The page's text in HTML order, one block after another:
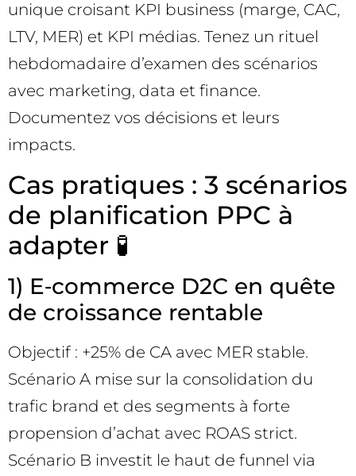
unique croisant KPI business (marge, CAC,
LTV, MER) et KPI médias. Tenez un rituel
hebdomadaire d’examen des scénarios
avec marketing, data et finance.
Documentez vos décisions et leurs
impacts.
Cas pratiques : 3 scénarios
de planification PPC à
adapter 🧪
1) E‑commerce D2C en quête
de croissance rentable
Objectif : +25% de CA avec MER stable.
Scénario A mise sur la consolidation du
trafic brand et des segments à forte
propension d’achat avec ROAS strict.
Scénario B investit le haut de funnel via